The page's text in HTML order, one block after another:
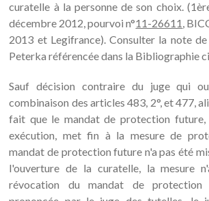
curatelle à la personne de son choix.
décembre 2012, pourvoi n°11-26611,
2013 et Legifrance). Consulter la note
Peterka référencée dans la Bibliographie
Sauf décision contraire du juge qui
combinaison des articles 483, 2°, et 477,
fait que le mandat de protection
exécution, met fin à la mesure de
mandat de protection future n'a pas été
l'ouverture de la curatelle, la mesure
révocation du mandat de